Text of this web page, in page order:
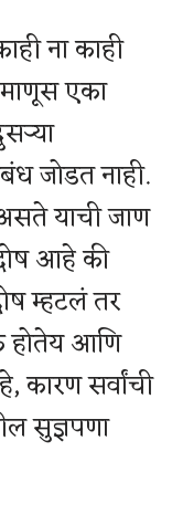
ना काही
एका
जोडत नाही.
याची जाण
आहे की
म्हटलं तर
होतेय आणि
सर्वांची
सुज्ञपणा